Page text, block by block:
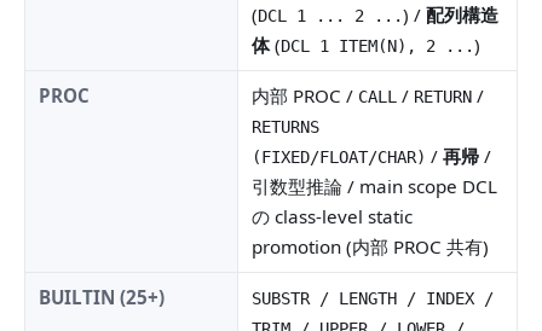
(DCL 1 ... 2 ...) /配列構造
体(DCL 1 ITEM(N), 2 ...)
PROC 内部 PROC / CALL / RETURN /
RETURNS
(FIXED/FLOAT/CHAR) /再帰 /
引数型推論 / main scope DCL
の class-level static
promotion (内部 PROC 共有)
BUILTIN (25+)
SUBSTR / LENGTH / INDEX /